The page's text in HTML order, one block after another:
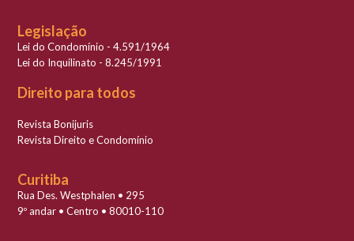
Legislação
Lei do Condomínio - 4.591/1964
Lei do Inquilinato - 8.245/1991
Direito para todos
Revista Bonijuris
Revista Direito e Condomínio
Curitiba
Rua Des. Westphalen • 295
9º andar • Centro • 80010-110